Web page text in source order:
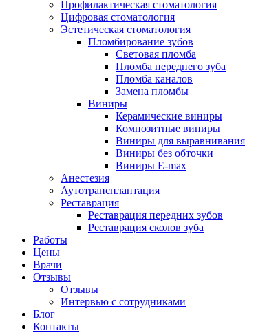
Профилактическая стоматология
Цифровая стоматология
Эстетическая стоматология
Пломбирование зубов
Световая пломба
Пломба переднего зуба
Пломба каналов
Замена пломбы
Виниры
Керамические виниры
Композитные виниры
Виниры для выравнивания
Виниры без обточки
Виниры E-max
Анестезия
Аутотрансплантация
Реставрация
Реставрация передних зубов
Реставрация сколов зуба
Работы
Цены
Врачи
Отзывы
Отзывы
Интервью с сотрудниками
Блог
Контакты